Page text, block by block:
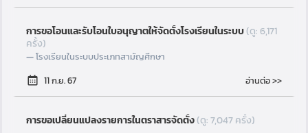
การขอโอนและรับโอนใบอนุญาตให้จัดตั้งโรงเรียนในระบบ(ดู: 6,171
ครั้ง)
โรงเรียนในระบบประเภทสามัญศึกษา
11 ก.ย. 67
อ่านต่อ >>
การขอเปลี่ยนแปลงรายการในตราสารจัดตั้ง(ดู: 7,047 ครั้ง)